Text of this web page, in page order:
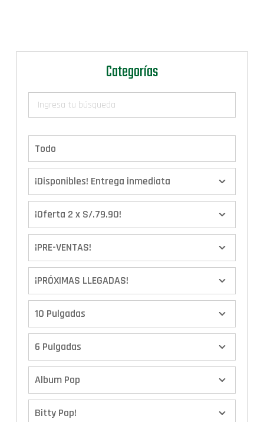
Categorías
Todo
¡Disponibles! Entrega inmediata
¡Oferta 2 x S/.79.90!
¡PRE-VENTAS!
¡PRÓXIMAS LLEGADAS!
10 Pulgadas
6 Pulgadas
Album Pop
Bitty Pop!